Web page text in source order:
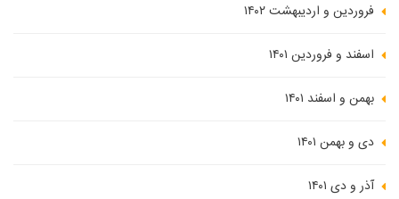
فروردین و اردیبهشت ۱۴۰۲
اسفند و فروردین ۱۴۰۱
بهمن و اسفند ۱۴۰۱
دی و بهمن ۱۴۰۱
آذر و دی ۱۴۰۱